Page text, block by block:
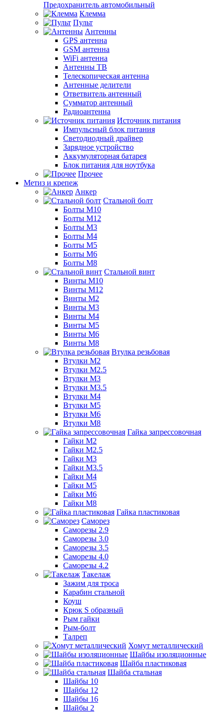
Предохранитель автомобильный
Клемма
Пульт
Антенны
GPS антенна
GSM антенна
WiFi антенна
Антенны ТВ
Телескопическая антенна
Антенные делители
Ответвитель антенный
Сумматор антенный
Радиоантенна
Источник питания
Импульсный блок питания
Светодиодный драйвер
Зарядное устройство
Аккумуляторная батарея
Блок питания для ноутбука
Прочее
Метиз и крепеж
Анкер
Стальной болт
Болты М10
Болты М12
Болты М3
Болты М4
Болты М5
Болты М6
Болты М8
Стальной винт
Винты М10
Винты М12
Винты М2
Винты М3
Винты М4
Винты М5
Винты М6
Винты М8
Втулка резьбовая
Втулки М2
Втулки М2.5
Втулки М3
Втулки М3.5
Втулки М4
Втулки М5
Втулки М6
Втулки М8
Гайка запрессовочная
Гайки М2
Гайки М2.5
Гайки М3
Гайки М3.5
Гайки М4
Гайки М5
Гайки М6
Гайки М8
Гайка пластиковая
Саморез
Саморезы 2.9
Саморезы 3.0
Саморезы 3.5
Саморезы 4.0
Саморезы 4.2
Такелаж
Зажим для троса
Карабин стальной
Коуш
Крюк S образный
Рым гайки
Рым-болт
Талреп
Хомут металлический
Шайбы изоляционные
Шайба пластиковая
Шайба стальная
Шайбы 10
Шайбы 12
Шайбы 16
Шайбы 2